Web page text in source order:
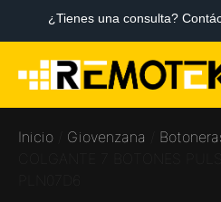
¿Tienes una consulta?
Inicio Giovenzana